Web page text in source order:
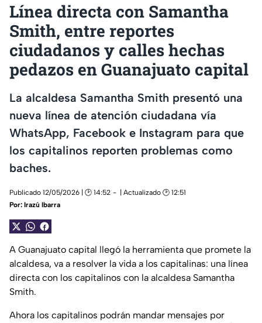
Línea directa con Samantha
Smith, entre reportes
ciudadanos y calles hechas
pedazos en Guanajuato capital
La alcaldesa Samantha Smith presentó una
nueva línea de atención ciudadana vía
WhatsApp, Facebook e Instagram para que
los capitalinos reporten problemas como
baches.
Publicado 12/05/2026 | 🕑 14:52
| Actualizado 🕑 12:51
Por: Irazú Ibarra
A Guanajuato capital llegó la herramienta que promete la
alcaldesa, va a resolver la vida a los capitalinas: una línea
directa con los capitalinos con la alcaldesa Samantha
Smith.
Ahora los capitalinos podrán mandar mensajes por